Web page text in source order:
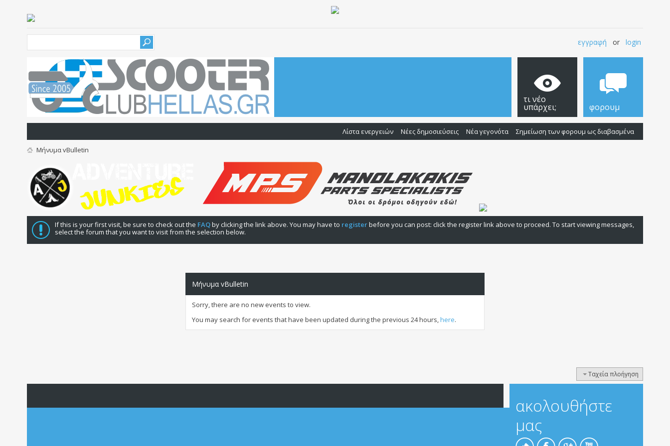
εγγραφή or login
τι νέο
υπάρχει;
Λίστα ενεργειών Νέες δημοσιεύσεις Νέα γεγονότα Σημείωση των φορουμ ως διαβασμένα
φορουμ
Μήνυμα vBulletin
If this is your first visit, be sure to check out the FAQby clicking the link above. You may have to registerbefore you can post: click the register link above to proceed. To start viewing messages,
select the forum that you want to visit from the selection below.
Μήνυμα vBulletin
Sorry, there are no new events to view.
You may search for events that have been updated during the previous 24 hours,here.
Ταχεία πλοήγηση
ακολουθήστε
μας